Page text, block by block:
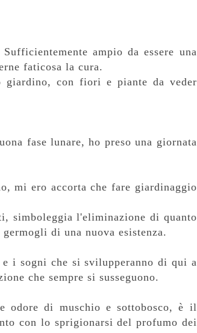
ampio da essere una
faticosa la cura.
con fiori e piante da veder
fase lunare, ho preso una giornata
mi ero accorta che fare giardinaggio
simboleggia l'eliminazione di quanto
di una nuova esistenza.
i sogni che si svilupperanno di qui a
che sempre si susseguono.
odore di muschio e sottobosco, è il
con lo sprigionarsi del profumo dei